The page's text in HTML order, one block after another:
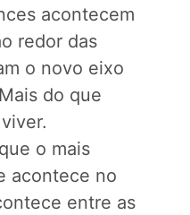
acontecem
redor das
o novo eixo
do que
o mais
acontece no
entre as